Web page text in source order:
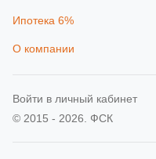
Ипотека 6%
О компании
© 2015 - 2026. ФСК
Войти в личный кабинет